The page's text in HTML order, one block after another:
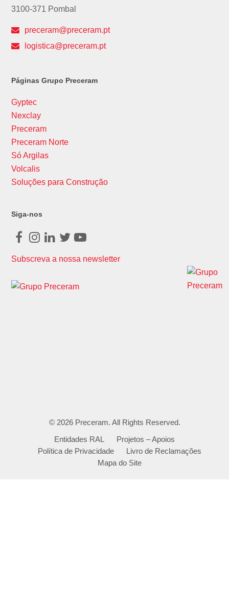
3100-371 Pombal
preceram@preceram.pt
logistica@preceram.pt
Páginas Grupo Preceram
Gyptec
Nexclay
Preceram
Preceram Norte
Só Argilas
Volcalis
Soluções para Construção
Siga-nos
Facebook
Instagram
LinkedIn
TwitterYoutube
Subscreva a nossa newsletter
© 2026 Preceram. All Rights Reserved.
Entidades RAL
Projetos – Apoios
Política de Privacidade
Livro de Reclamações
Mapa do Site